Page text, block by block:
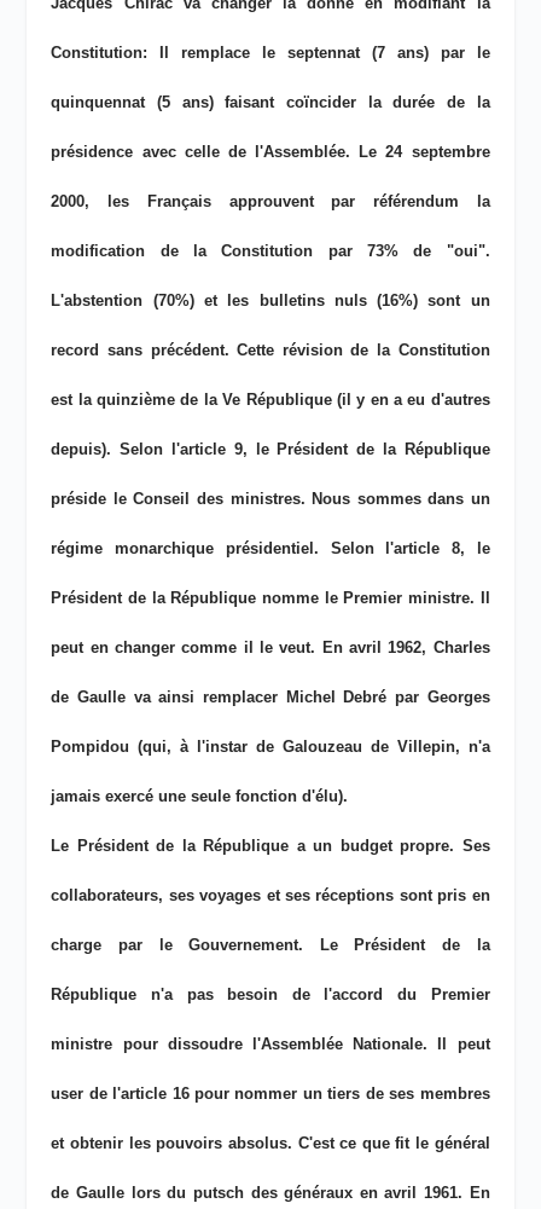
Constitution: Il remplace le septennat (7 ans) par le
quinquennat (5 ans) faisant coïncider la durée de la
présidence avec celle de l'Assemblée. Le 24 septembre
2000, les Français approuvent par référendum la
modification de la Constitution par 73% de "oui".
L'abstention (70%) et les bulletins nuls (16%) sont un
record sans précédent. Cette révision de la Constitution
est la quinzième de la Ve République (il y en a eu d'autres
depuis). Selon l'article 9, le Président de la République
préside le Conseil des ministres. Nous sommes dans un
régime monarchique présidentiel. Selon l'article 8, le
Président de la République nomme le Premier ministre. Il
peut en changer comme il le veut. En avril 1962, Charles
de Gaulle va ainsi remplacer Michel Debré par Georges
Pompidou (qui, à l'instar de Galouzeau de Villepin, n'a
jamais exercé une seule fonction d'élu).
Le Président de la République a un budget propre. Ses
collaborateurs, ses voyages et ses réceptions sont pris en
charge par le Gouvernement. Le Président de la
République n'a pas besoin de l'accord du Premier
ministre pour dissoudre l'Assemblée Nationale. Il peut
user de l'article 16 pour nommer un tiers de ses membres
et obtenir les pouvoirs absolus. C'est ce que fit le général
de Gaulle lors du putsch des généraux en avril 1961. En